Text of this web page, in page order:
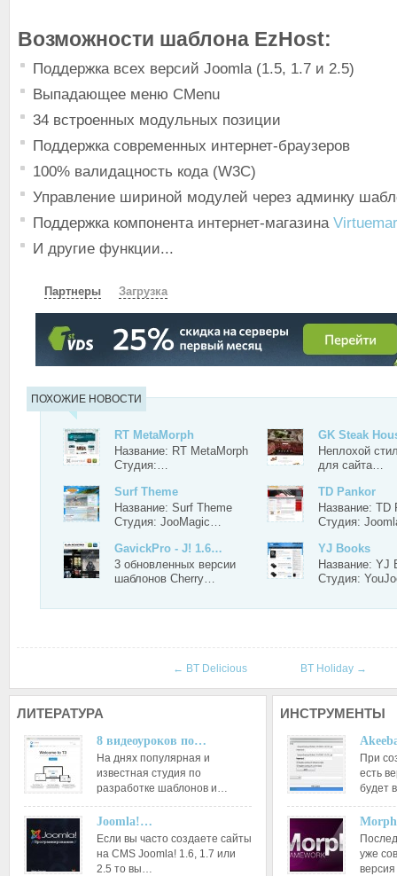
Возможности шаблона EzHost:
Поддержка всех версий Joomla (1.5, 1.7 и 2.5)
Выпадающее меню CMenu
34 встроенных модульных позиции
Поддержка современных интернет-браузеров
100% валидацность кода (W3C)
Управление шириной модулей через админку
Поддержка компонента интернет-магазина
И другие функции...
Партнеры Загрузка
СКАЧАТЬ ЗЕРКАЛО
ПОХОЖИЕ НОВОСТИ
RT MetaMorph
Название: RT MetaMorph
Студия:…
GK Steak
Неплохой
для сайта…
Surf Theme
Название: Surf Theme
Студия: JooMagic…
TD Pankor
Название: TD
Студия:
GavickPro - J! 1.6…
3 обновленных версии
шаблонов Cherry…
YJ Books
Название: YJ
Студия:
← BT Delicious BT Holiday →
ЛИТЕРАТУРА
8 видеоуроков по…
На днях популярная и
известная студия по
разработке шаблонов и…
Joomla!…
Если вы часто создаете сайты
на CMS Joomla! 1.6, 1.7 или
2.5 то вы…
ИНСТРУМЕНТЫ
При
есть
будет
уже